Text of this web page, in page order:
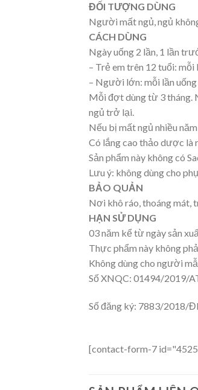
ĐỐI TƯỢNG DÙNG
Người mất ngủ, ngủ
CÁCH DÙNG
Ngày uống 2 lần, 1 lần
– Trẻ em trên 12 tuổi: mỗi
– Người lớn: mỗi lần
Mỗi đợt dùng từ 3 tháng.
ngủ trở lại.
Nếu bị mất ngủ nhiều
Có lắng cao thảo dược là
Sản phẩm này không có
Lưu ý: không dùng cho
BẢO QUẢN
Nơi khô ráo, thoáng mát,
HẠN SỬ DỤNG
03 năm kể từ ngày sản
Thực phẩm này không
Không dùng cho người
Số XNQC: 01494/2019/
Số đăng ký: 7883/2018/
[contact-form-7